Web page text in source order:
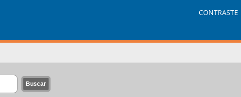
CONTRASTE